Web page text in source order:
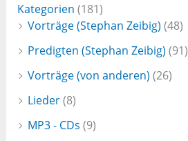
Kategorien (181)
Vorträge (Stephan Zeibig) (48)
Predigten (Stephan Zeibig) (91)
Vorträge (von anderen) (26)
Lieder(8)
MP3 - CDs (9)